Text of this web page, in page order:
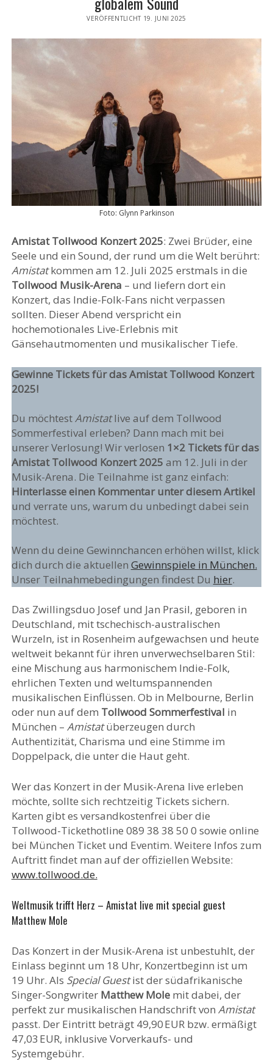
VERÖFFENTLICHT 19. JUNI 2025
Foto: Glynn Parkinson
Amistat Tollwood Konzert 2025: Zwei Brüder, eine
Seele und ein Sound, der rund um die Welt berührt:
Amistatkommen am 12. Juli 2025 erstmals in die
Tollwood Musik-Arena – und liefern dort ein
Konzert, das Indie-Folk-Fans nicht verpassen
sollten. Dieser Abend verspricht ein
hochemotionales Live-Erlebnis mit
Gänsehautmomenten und musikalischer Tiefe.
Gewinne Tickets für das Amistat Tollwood Konzert
2025!
Du möchtestAmistatlive auf dem Tollwood
Sommerfestival erleben? Dann mach mit bei
unserer Verlosung! Wir verlosen 1×2 Tickets für das
Amistat Tollwood Konzert 2025 am 12. Juli in der
Musik-Arena. Die Teilnahme ist ganz einfach:
Hinterlasse einen Kommentar unter diesem Artikel
und verrate uns, warum du unbedingt dabei sein
möchtest.
Wenn du deine Gewinnchancen erhöhen willst, klick
dich durch die aktuellen Gewinnspiele in München.
Unser Teilnahmebedingungen findest Du hier.
Das Zwillingsduo Josef und Jan Prasil, geboren in
Deutschland, mit tschechisch-australischen
Wurzeln, ist in Rosenheim aufgewachsen und heute
weltweit bekannt für ihren unverwechselbaren Stil:
eine Mischung aus harmonischem Indie-Folk,
ehrlichen Texten und weltumspannenden
musikalischen Einflüssen. Ob in Melbourne, Berlin
oder nun auf dem Tollwood Sommerfestival in
München – Amistatüberzeugen durch
Authentizität, Charisma und eine Stimme im
Doppelpack, die unter die Haut geht.
Wer das Konzert in der Musik-Arena live erleben
möchte, sollte sich rechtzeitig Tickets sichern.
Karten gibt es versandkostenfrei über die
Tollwood-Tickethotline 089 38 38 50 0 sowie online
bei München Ticket und Eventim. Weitere Infos zum
Auftritt findet man auf der offiziellen Website:
www.tollwood.de.
Weltmusik trifft Herz – Amistat live mit special guest
Matthew Mole
Das Konzert in der Musik-Arena ist unbestuhlt, der
Einlass beginnt um 18 Uhr, Konzertbeginn ist um
19 Uhr. Als Special Guestist der südafrikanische
Singer-Songwriter Matthew Molemit dabei, der
perfekt zur musikalischen Handschrift von Amistat
passt. Der Eintritt beträgt 49,90 EUR bzw. ermäßigt
47,03 EUR, inklusive Vorverkaufs- und
Systemgebühr.